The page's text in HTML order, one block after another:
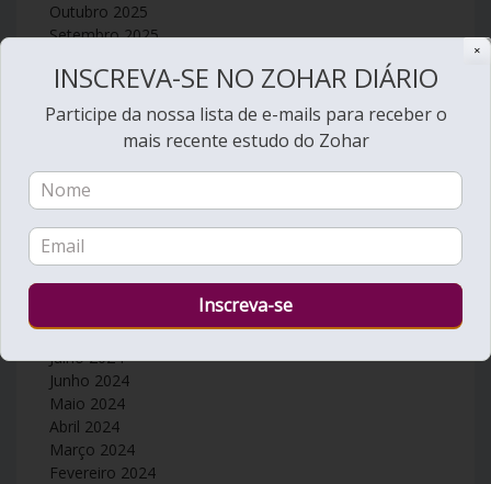
Outubro 2025
Setembro 2025
Julho 2025
Junho 2025
Maio 2025
Março 2025
Fevereiro 2025
Dezembro 2024
Novembro 2024
Outubro 2024
Agosto 2024
Julho 2024
Junho 2024
Maio 2024
Abril 2024
Março 2024
Fevereiro 2024
✕
INSCREVA-SE NO ZOHAR DIÁRIO
Participe da nossa lista de e-mails para receber o
mais recente estudo do Zohar